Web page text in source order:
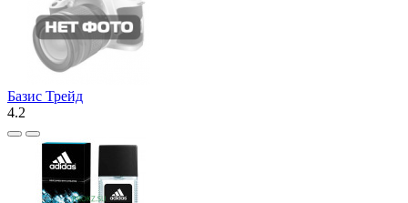
Базис Трейд
4.2